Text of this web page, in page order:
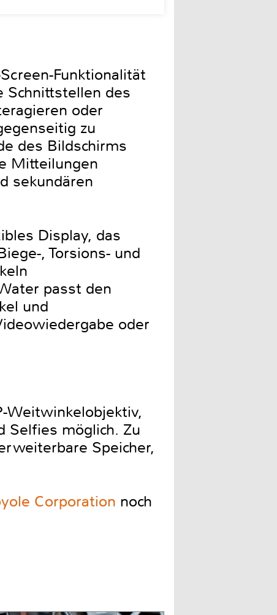
Funktionalität
Schnittstellen des
oder
zu
des Bildschirms
Mitteilungen
sekundären
Display, das
, Torsions- und
passt den
und
oder
Weitwinkelobjektiv,
Selfies möglich. Zu
Speicher,
Corporation noch